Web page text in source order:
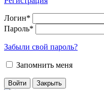
Логин*
Пароль*
Забыли свой пароль?
Запомнить меня